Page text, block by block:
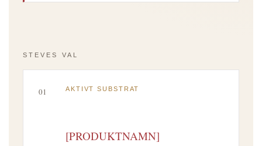
STEVES VAL
01 AKTIVT SUBSTRAT
[PRODUKTNAMN]